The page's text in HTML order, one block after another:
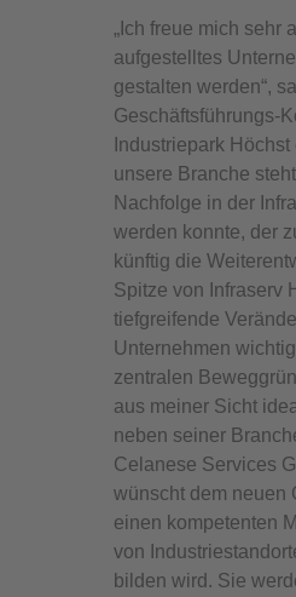
„Ich freue mich sehr
aufgestelltes
gestalten werden“,
Geschäftsführungs-
Industriepark
unsere Branche
Nachfolge in der
werden konnte, der
künftig die
Spitze von Infraserv
tiefgreifende
Unternehmen
zentralen
aus meiner Sicht
neben seiner
Celanese Services
wünscht dem neuen
einen kompetenten
von
bilden wird. Sie